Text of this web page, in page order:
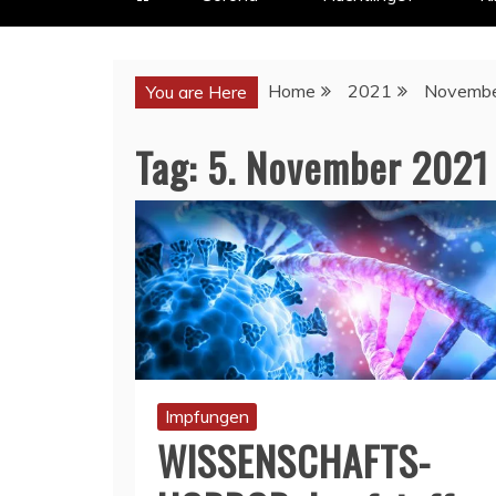
You are Here Home 2021
Tag: 5. November 2021
Impfungen
WISSENSCHAFTS-